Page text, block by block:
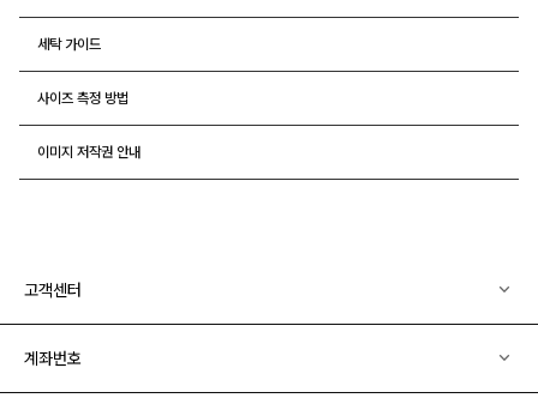
세탁 가이드
사이즈 측정 방법
이미지 저작권 안내
고객센터
계좌번호